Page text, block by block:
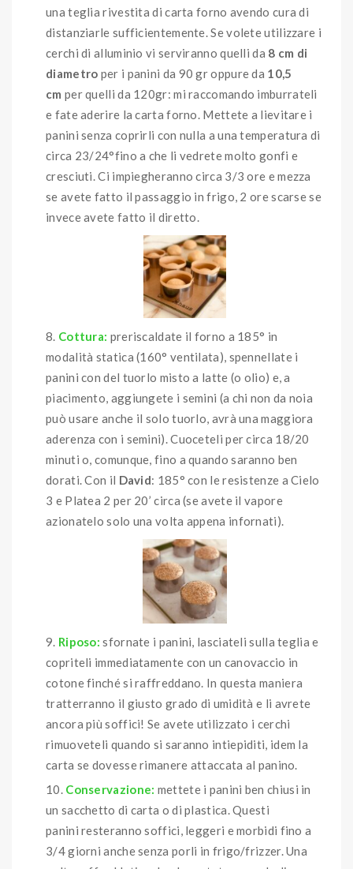
una teglia rivestita di carta forno avendo cura di
distanziarle sufficientemente. Se volete utilizzare i
cerchi di alluminio vi serviranno quelli da 8 cm di
diametro per i panini da 90 gr oppure da 10,5
cm per quelli da 120gr: mi raccomando imburrateli
e fate aderire la carta forno. Mettete a lievitare i
panini senza coprirli con nulla a una temperatura di
circa 23/24°fino a che li vedrete molto gonfi e
cresciuti. Ci impiegheranno circa 3/3 ore e mezza
se avete fatto il passaggio in frigo, 2 ore scarse se
invece avete fatto il diretto.
Cottura: preriscaldate il forno a 185° in
modalità statica (160° ventilata), spennellate i
panini con del tuorlo misto a latte (o olio) e, a
piacimento, aggiungete i semini (a chi non da noia
può usare anche il solo tuorlo, avrà una maggiora
aderenza con i semini). Cuoceteli per circa 18/20
minuti o, comunque, fino a quando saranno ben
dorati. Con il David: 185° con le resistenze a Cielo
3 e Platea 2 per 20’ circa (se avete il vapore
azionatelo solo una volta appena infornati).
Riposo: sfornate i panini, lasciateli sulla teglia e
copriteli immediatamente con un canovaccio in
cotone finché si raffreddano. In questa maniera
tratterranno il giusto grado di umidità e li avrete
ancora più soffici! Se avete utilizzato i cerchi
rimuoveteli quando si saranno intiepiditi, idem la
carta se dovesse rimanere attaccata al panino.
Conservazione: mettete i panini ben chiusi in
un sacchetto di carta o di plastica. Questi
panini resteranno soffici, leggeri e morbidi fino a
3/4 giorni anche senza porli in frigo/frizzer. Una